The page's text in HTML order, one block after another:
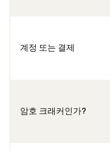
계정 또는 결제
암호 크래커인가?